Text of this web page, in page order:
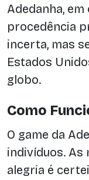
Adedanha,
procedência
incerta, mas
Estados
globo.
Como
O game da
indivíduos. As
alegria é